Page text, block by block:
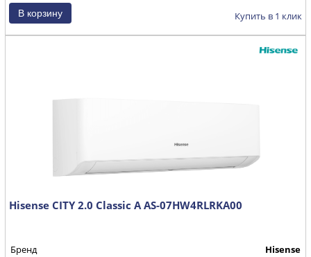
Купить в 1 клик
Hisense CITY 2.0 Classic A AS-07HW4RLRKA00
Бренд
Hisense